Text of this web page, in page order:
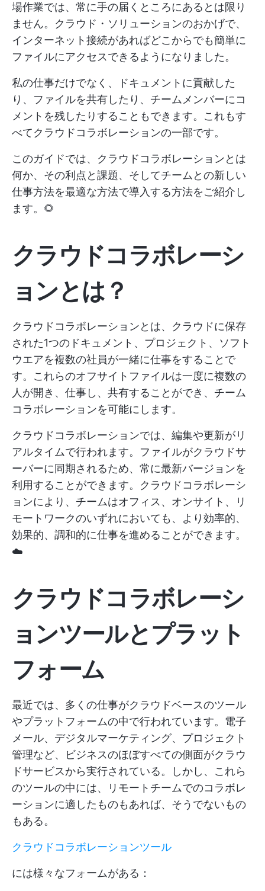
場作業では、常に手の届くところにあるとは限り
ません。クラウド・ソリューションのおかげで、
インターネット接続があればどこからでも簡単に
ファイルにアクセスできるようになりました。
私の仕事だけでなく、ドキュメントに貢献した
り、ファイルを共有したり、チームメンバーにコ
メントを残したりすることもできます。これもす
べてクラウドコラボレーションの一部です。
このガイドでは、クラウドコラボレーションとは
何か、その利点と課題、そしてチームとの新しい
仕事方法を最適な方法で導入する方法をご紹介し
ます。🌻
クラウドコラボレーシ
ョンとは？
クラウドコラボレーションとは、クラウドに保存
された1つのドキュメント、プロジェクト、ソフト
ウエアを複数の社員が一緒に仕事をすることで
す。これらのオフサイトファイルは一度に複数の
人が開き、仕事し、共有することができ、チーム
コラボレーションを可能にします。
クラウドコラボレーションでは、編集や更新がリ
アルタイムで行われます。ファイルがクラウドサ
ーバーに同期されるため、常に最新バージョンを
利用することができます。クラウドコラボレーシ
ョンにより、チームはオフィス、オンサイト、リ
モートワークのいずれにおいても、より効率的、
効果的、調和的に仕事を進めることができます。
☁️
クラウドコラボレーシ
ョンツールとプラット
フォーム
最近では、多くの仕事がクラウドベースのツール
やプラットフォームの中で行われています。電子
メール、デジタルマーケティング、プロジェクト
管理など、ビジネスのほぼすべての側面がクラウ
ドサービスから実行されている。しかし、これら
のツールの中には、リモートチームでのコラボレ
ーションに適したものもあれば、そうでないもの
もある。
クラウドコラボレーションツール
には様々なフォームがある：